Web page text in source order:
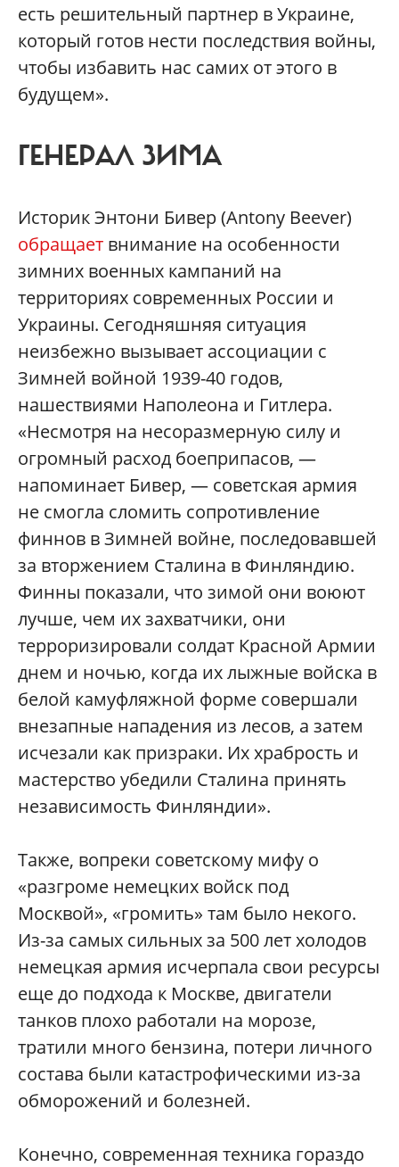
есть решительный партнер в Украине,
который готов нести последствия войны,
чтобы избавить нас самих от этого в
будущем».
ГЕНЕРАЛ ЗИМА
Историк Энтони Бивер (Antony Beever)
обращает внимание на особенности
зимних военных кампаний на
территориях современных России и
Украины. Сегодняшняя ситуация
неизбежно вызывает ассоциации с
Зимней войной 1939-40 годов,
нашествиями Наполеона и Гитлера.
«Несмотря на несоразмерную силу и
огромный расход боеприпасов, —
напоминает Бивер, — советская армия
не смогла сломить сопротивление
финнов в Зимней войне, последовавшей
за вторжением Сталина в Финляндию.
Финны показали, что зимой они воюют
лучше, чем их захватчики, они
терроризировали солдат Красной Армии
днем и ночью, когда их лыжные войска в
белой камуфляжной форме совершали
внезапные нападения из лесов, а затем
исчезали как призраки. Их храбрость и
мастерство убедили Сталина принять
независимость Финляндии».
Также, вопреки советскому мифу о
«разгроме немецких войск под
Москвой», «громить» там было некого.
Из-за самых сильных за 500 лет холодов
немецкая армия исчерпала свои ресурсы
еще до подхода к Москве, двигатели
танков плохо работали на морозе,
тратили много бензина, потери личного
состава были катастрофическими из-за
обморожений и болезней.
Конечно, современная техника гораздо